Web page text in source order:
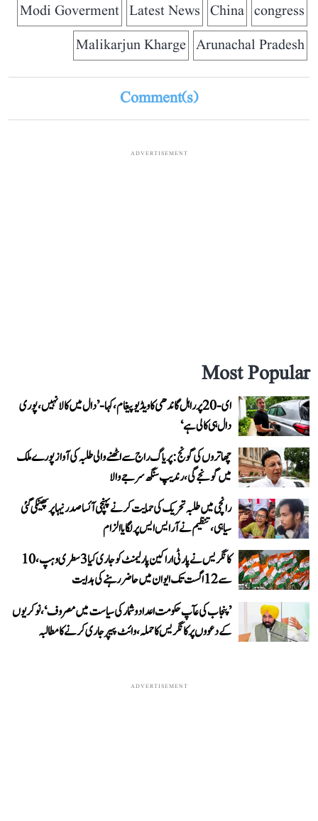
congress
China
Latest News
Modi Goverment
Arunachal Pradesh
Malikarjun Kharge
Comment(s)
ADVERTISEMENT
Most Popular
ای-20 پر راہل گاندھی کا ویڈیو پیغام، کہا- ’دال میں کالا نہیں، پوری
دال ہی کالی ہے‘
چھاتروں کی گونج: پریاگ راج سے اٹھنے والی طلبہ کی آواز پورے ملک
میں گونجے گی، رندیپ سنگھ سرجے والا
رانچی میں طلبہ تحریک کی حمایت کرنے پہنچی آئسا صدر نیہا پر پھینکی گئی
سیاہی، تنظیم نے آر ایس ایس پر لگایا الزام
کانگریس نے پارٹی اراکین پارلیمنٹ کو جاری کیا 3 سطری وہپ، 10
سے 12 اگست تک ایوان میں حاضر رہنے کی ہدایت
’پنجاب کی عآپ حکومت اعداد و شمار کی سیاست میں مصروف‘، نوکریوں
کے دعووں پر کانگریس کا حملہ، وائٹ پیپر جاری کرنے کا مطالبہ
ADVERTISEMENT